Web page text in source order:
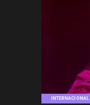
INTERNACIONAL